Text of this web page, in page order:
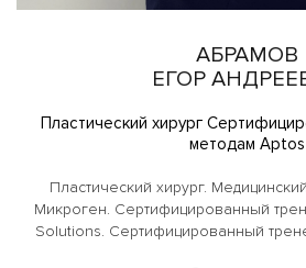
АБРАМОВ
ЕГОР
Пластический хирург
методам Aptos
Пластический хирург.
Микроген. Сертифицированный
Solutions. Сертифицированный